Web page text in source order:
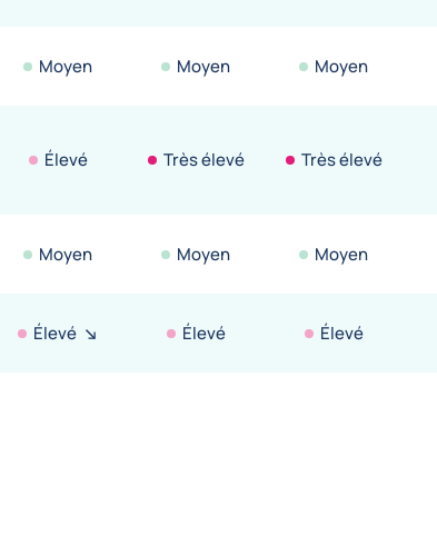
Moyen Moyen Moyen
Élevé Très élevé Très élevé
Moyen Moyen Moyen
Élevé Élevé Élevé